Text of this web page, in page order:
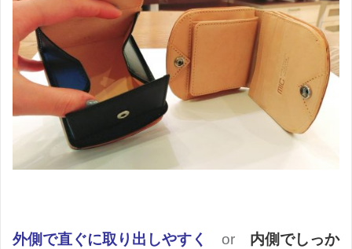
外側で直ぐに取り出しやすく or 内側でしっか